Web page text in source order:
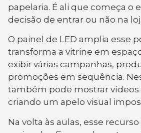
papelaria. É ali que começa o
decisão de entrar ou não na
O painel de LED amplia esse
transforma a vitrine em
exibir várias campanhas,
promoções em sequência.
também pode mostrar vídeos
criando um apelo visual
Na volta às aulas, esse